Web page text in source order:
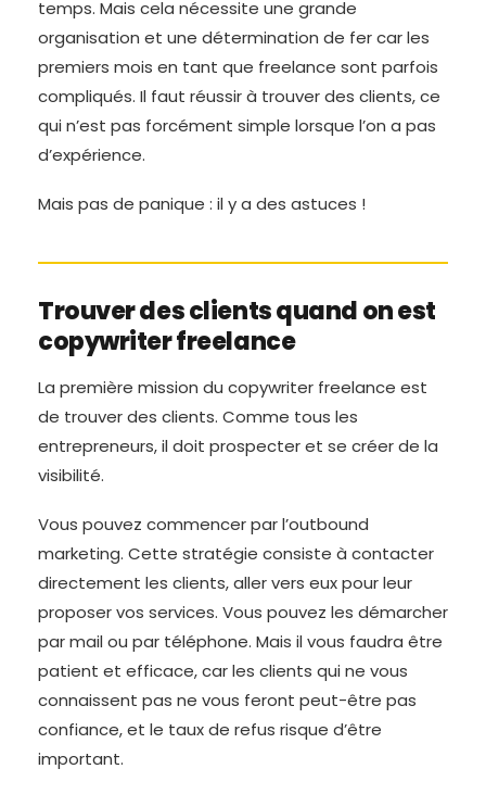
temps. Mais cela nécessite une grande
organisation et une détermination de fer car les
premiers mois en tant que freelance sont parfois
compliqués. Il faut réussir à trouver des clients, ce
qui n’est pas forcément simple lorsque l’on a pas
d’expérience.
Mais pas de panique : il y a des astuces !
Trouver des clients quand on est
copywriter freelance
La première mission du copywriter freelance est
de trouver des clients. Comme tous les
entrepreneurs, il doit prospecter et se créer de la
visibilité.
Vous pouvez commencer par l’outbound
marketing. Cette stratégie consiste à contacter
directement les clients, aller vers eux pour leur
proposer vos services. Vous pouvez les démarcher
par mail ou par téléphone. Mais il vous faudra être
patient et efficace, car les clients qui ne vous
connaissent pas ne vous feront peut-être pas
confiance, et le taux de refus risque d’être
important.